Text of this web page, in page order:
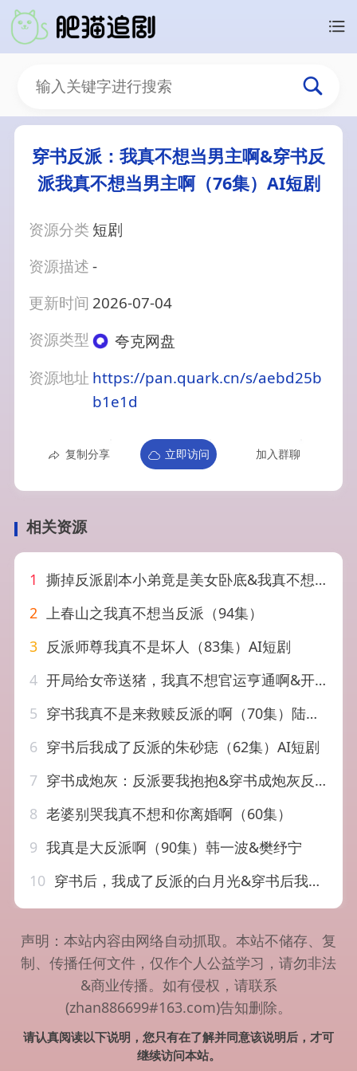
穿书反派：我真不想当男主啊&穿书反
派我真不想当男主啊（76集）AI短剧
资源分类 短剧
资源描述-
更新时间 2026-07-04
资源类型
夸克网盘
资源地址 https://pan.quark.cn/s/aebd25b
b1e1d
复制分享 立即访问 加入群聊
相关资源
1 撕掉反派剧本小弟竟是美女卧底&我真不想除恶扬善啊（83集）王冠彭&苏弋涵
2 上春山之我真不想当反派（94集）
3 反派师尊我真不是坏人（83集）AI短剧
4 开局给女帝送猪，我真不想官运亨通啊&开局给女帝送猪我真不想官运亨通啊（60集）AI短剧
5 穿书我真不是来救赎反派的啊（70集）陆子璞＆陈雨婷
6 穿书后我成了反派的朱砂痣（62集）AI短剧
7 穿书成炮灰：反派要我抱抱&穿书成炮灰反派要我抱抱（55集）AI短剧
8 老婆别哭我真不想和你离婚啊（60集）
9 我真是大反派啊（90集）韩一波&樊纾宁
10 穿书后，我成了反派的白月光&穿书后我成了反派的白月光（45集）AI短剧
声明：本站内容由网络自动抓取。本站不储存、复
制、传播任何文件，仅作个人公益学习，请勿非法
&商业传播。如有侵权，请联系
(zhan886699#163.com)告知删除。
请认真阅读以下说明，您只有在了解并同意该说明后，才可
继续访问本站。